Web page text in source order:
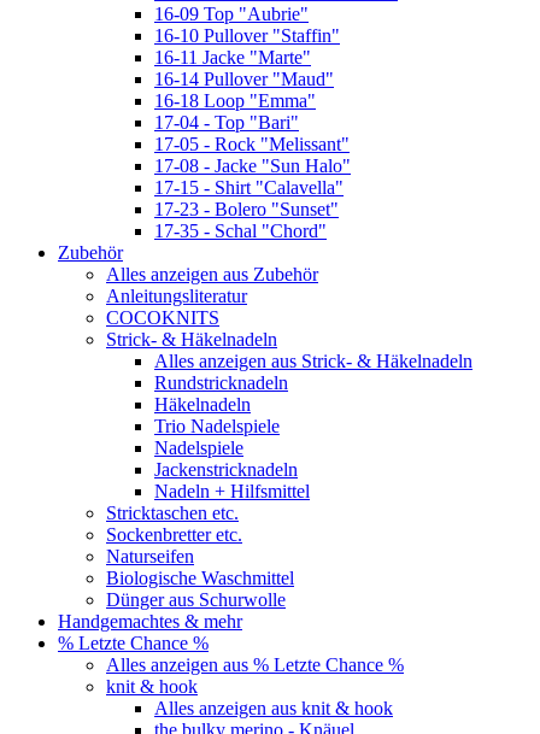
16-09 Top "Aubrie"
16-10 Pullover "Staffin"
16-11 Jacke "Marte"
16-14 Pullover "Maud"
16-18 Loop "Emma"
17-04 - Top "Bari"
17-05 - Rock "Melissant"
17-08 - Jacke "Sun Halo"
17-15 - Shirt "Calavella"
17-23 - Bolero "Sunset"
17-35 - Schal "Chord"
Zubehör
Alles anzeigen aus Zubehör
Anleitungsliteratur
COCOKNITS
Strick- & Häkelnadeln
Alles anzeigen aus Strick- & Häkelnadeln
Rundstricknadeln
Häkelnadeln
Trio Nadelspiele
Nadelspiele
Jackenstricknadeln
Nadeln + Hilfsmittel
Stricktaschen etc.
Sockenbretter etc.
Naturseifen
Biologische Waschmittel
Dünger aus Schurwolle
Handgemachtes & mehr
% Letzte Chance %
Alles anzeigen aus % Letzte Chance %
knit & hook
Alles anzeigen aus knit & hook
the bulky merino - Knäuel